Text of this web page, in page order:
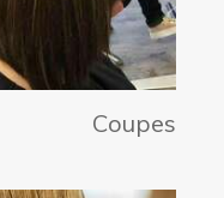
Coupes